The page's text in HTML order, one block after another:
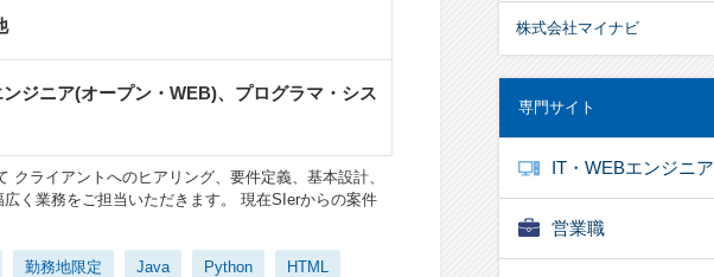
ジニア(オープン・WEB)、プログラマ・シス
クライアントへのヒアリング、要件定義、基本設計、
く業務をご担当いただきます。 現在SIerからの案件
勤務地限定 Java Python HTML
株式会社マイナビ
専門サイト
IT・WEBエンジニア
営業職